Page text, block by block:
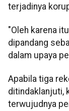
terjadinya
"Oleh karena
dipandang
dalam upaya
Apabila tiga
ditindaklanjuti,
terwujudnya